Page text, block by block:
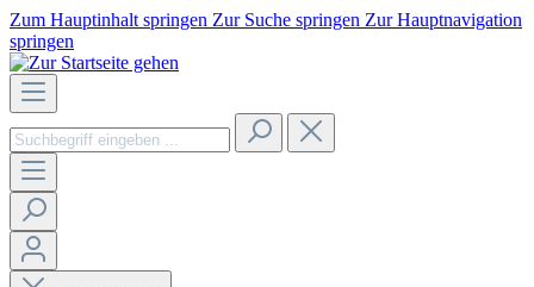
Zum Hauptinhalt springen Zur Suche springen Zur Hauptnavigation
springen